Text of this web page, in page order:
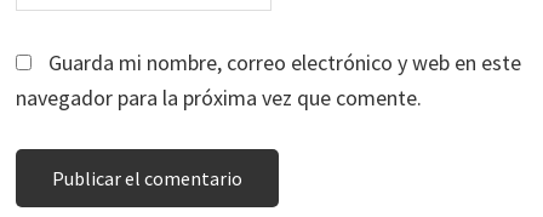
Guarda mi nombre, correo electrónico y web en este
navegador para la próxima vez que comente.